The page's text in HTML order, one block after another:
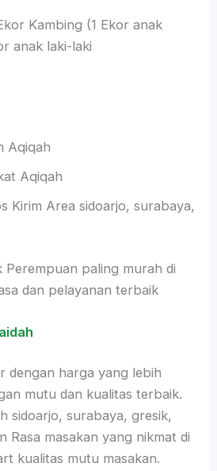
Kambing (1 Ekor anak
anak laki-laki
Aqiqah
Area sidoarjo, surabaya,
Perempuan paling murah di
dan pelayanan terbaik
dengan harga yang lebih
mutu dan kualitas terbaik.
sidoarjo, surabaya, gresik,
Rasa masakan yang nikmat di
kualitas mutu masakan.